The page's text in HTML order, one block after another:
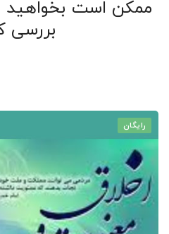
ممکن است بخواهید
بررسی
رایگان